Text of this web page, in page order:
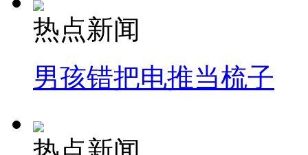
热点新闻
男孩错把电推当梳子